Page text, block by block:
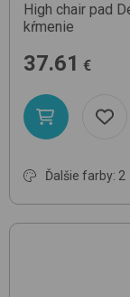
High chair pad
kŕmenie
37.61 €
Ďalšie farby: 2